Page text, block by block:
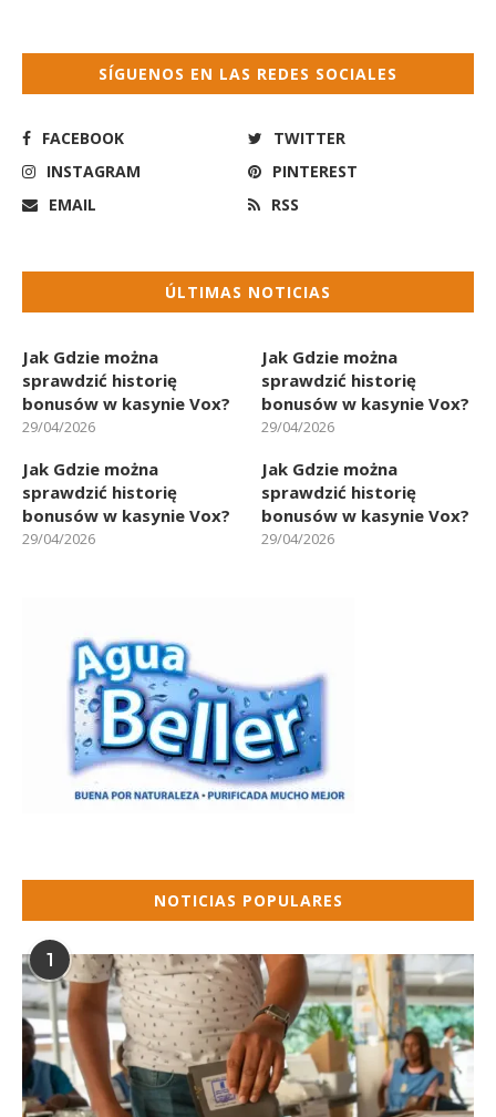
SÍGUENOS EN LAS REDES SOCIALES
FACEBOOK
TWITTER
INSTAGRAM
PINTEREST
EMAIL
RSS
ÚLTIMAS NOTICIAS
Jak Gdzie można
sprawdzić historię
bonusów w kasynie Vox?
29/04/2026
Jak Gdzie można
sprawdzić historię
bonusów w kasynie Vox?
29/04/2026
Jak Gdzie można
sprawdzić historię
bonusów w kasynie Vox?
29/04/2026
Jak Gdzie można
sprawdzić historię
bonusów w kasynie Vox?
29/04/2026
NOTICIAS POPULARES
1